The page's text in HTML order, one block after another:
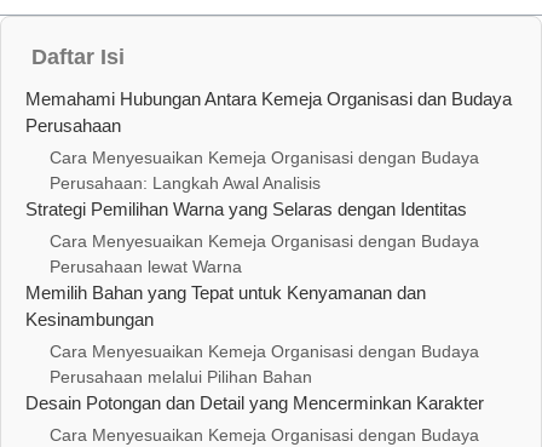
Daftar Isi
Memahami Hubungan Antara Kemeja Organisasi dan Budaya
Perusahaan
Cara Menyesuaikan Kemeja Organisasi dengan Budaya
Perusahaan: Langkah Awal Analisis
Strategi Pemilihan Warna yang Selaras dengan Identitas
Cara Menyesuaikan Kemeja Organisasi dengan Budaya
Perusahaan lewat Warna
Memilih Bahan yang Tepat untuk Kenyamanan dan
Kesinambungan
Cara Menyesuaikan Kemeja Organisasi dengan Budaya
Perusahaan melalui Pilihan Bahan
Desain Potongan dan Detail yang Mencerminkan Karakter
Cara Menyesuaikan Kemeja Organisasi dengan Budaya